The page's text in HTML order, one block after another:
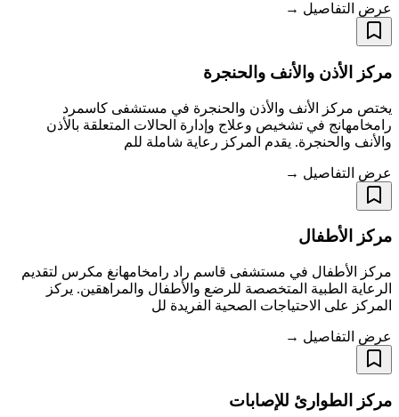
عرض التفاصيل →
مركز الأذن والأنف والحنجرة
يختص مركز الأنف والأذن والحنجرة في مستشفى كاسمرد
رامخامهانج في تشخيص وعلاج وإدارة الحالات المتعلقة بالأذن
والأنف والحنجرة. يقدم المركز رعاية شاملة للم
عرض التفاصيل →
مركز الأطفال
مركز الأطفال في مستشفى قاسم راد رامخامهانغ مكرس لتقديم
الرعاية الطبية المتخصصة للرضع والأطفال والمراهقين. يركز
المركز على الاحتياجات الصحية الفريدة لل
عرض التفاصيل →
مركز الطوارئ للإصابات